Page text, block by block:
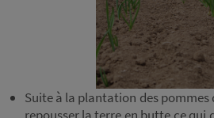
Suite à la plantation des pommes